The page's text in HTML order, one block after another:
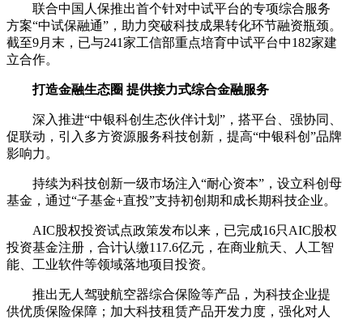
联合中国人保推出首个针对中试平台的专项综合服务
方案“中试保融通”，助力突破科技成果转化环节融资瓶颈。
截至9月末，已与241家工信部重点培育中试平台中182家建
立合作。
打造金融生态圈 提供接力式综合金融服务
深入推进“中银科创生态伙伴计划”，搭平台、强协同、
促联动，引入多方资源服务科技创新，提高“中银科创”品牌
影响力。
持续为科技创新一级市场注入“耐心资本”，设立科创母
基金，通过“子基金+直投”支持初创期和成长期科技企业。
AIC股权投资试点政策发布以来，已完成16只AIC股权
投资基金注册，合计认缴117.6亿元，在商业航天、人工智
能、工业软件等领域落地项目投资。
推出无人驾驶航空器综合保险等产品，为科技企业提
供优质保险保障；加大科技租赁产品开发力度，强化对人